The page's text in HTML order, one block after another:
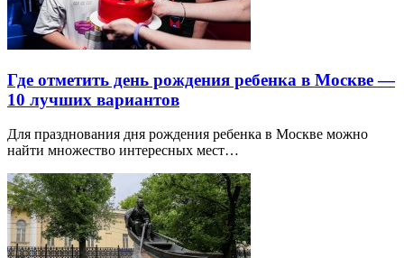
Где отметить день рождения ребенка в Москве —
10 лучших вариантов
Для празднования дня рождения ребенка в Москве можно
найти множество интересных мест…